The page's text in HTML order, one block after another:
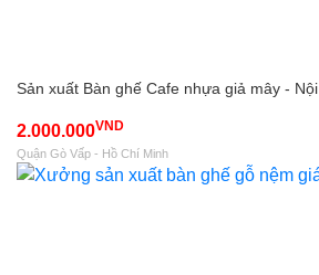
Sản xuất Bàn ghế Cafe nhựa giả mây -
2.000.000VND
Quận Gò Vấp - Hồ Chí Minh